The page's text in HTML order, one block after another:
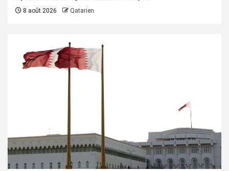
8 août 2026 Qatarien